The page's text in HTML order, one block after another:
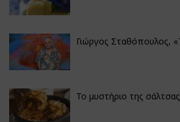
Γιώργος Σταθόπουλος,
Το μυστήριο της